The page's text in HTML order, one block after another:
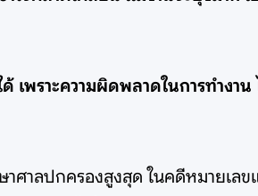
เพราะความผิดพลาดในการทำงา
าลปกครองสูงสุด ในคดีหมายเล